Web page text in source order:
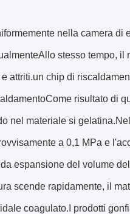
nella camera di
stesso tempo,
attriti.un chip di
risultato di
nel materiale si
a 0,1 MPa e
espansione del volume
scende rapidamente, il
coagulato.I prodotti